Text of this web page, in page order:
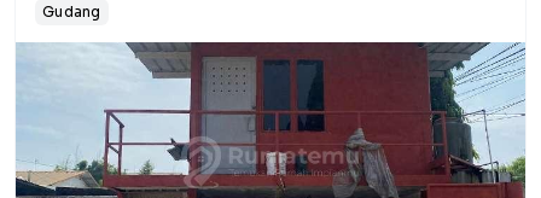
Gudang